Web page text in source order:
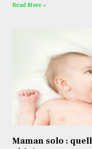
Read More »
Maman solo :